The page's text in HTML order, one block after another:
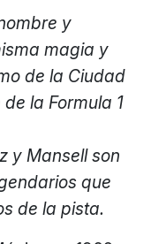
y
magia y
de la Ciudad
la Formula 1
y Mansell son
que
de la pista.